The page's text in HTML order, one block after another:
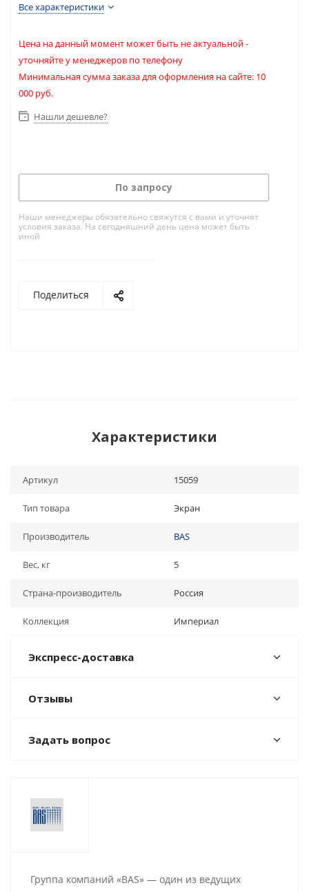
Все характеристики
Цена на данный момент может быть не актуальной -
уточняйте у менеджеров по телефону
Минимальная сумма заказа для оформления на сайте: 10
000 руб.
Нашли дешевле?
По запросу
Наши менеджеры обязательно свяжутся с вами и уточнят
условия заказа. На сегодняшний день цена может быть
иной
Поделиться
Характеристики
Артикул 15059
Тип товара Экран
Производитель BAS
Вес, кг 5
Страна-производитель Россия
Коллекция Империал
Экспресс-доставка
Отзывы
Задать вопрос
Группа компаний «BAS» — один из ведущих